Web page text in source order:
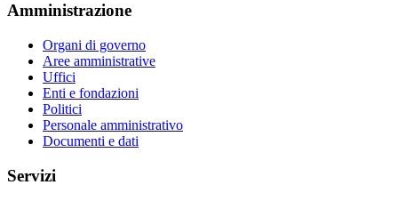
Amministrazione
Organi di governo
Aree amministrative
Uffici
Enti e fondazioni
Politici
Personale amministrativo
Documenti e dati
Servizi